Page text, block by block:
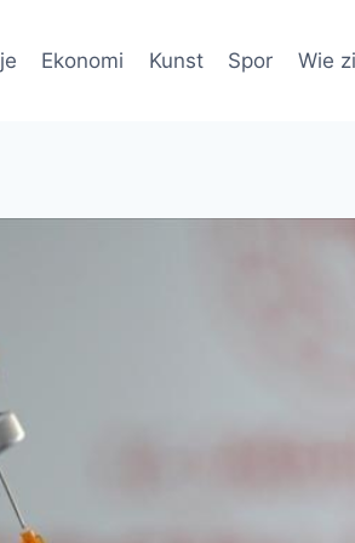
Ekonomi Kunst Spor Wie